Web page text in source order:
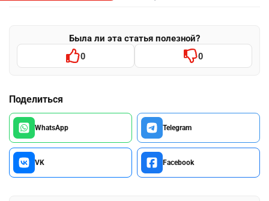
Была ли эта статья полезной?
0 0
Поделиться
WhatsApp Telegram
VK Facebook